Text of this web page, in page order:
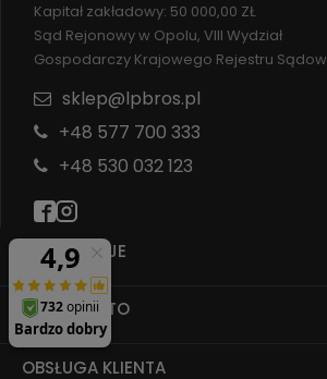
INFORMACJE
MOJE KONTO
OBSŁUGA KLIENTA
Kapitał zakładowy: 50 000,00 ZŁ
Sąd Rejonowy w Opolu, VIII Wydział
Gospodarczy Krajowego Rejestru
sklep@lpbros.pl
+48 577 700 333
+48 530 032 123